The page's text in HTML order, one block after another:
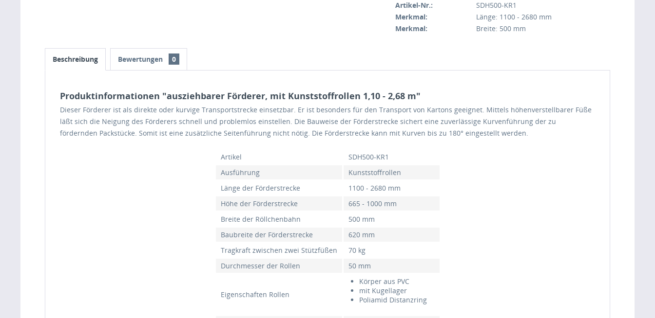
Artikel-Nr.:
SDH500-KR1
Merkmal:
Länge: 1100 - 2680 mm
Merkmal:
Breite: 500 mm
Beschreibung Bewertungen 0
Produktinformationen "ausziehbarer Förderer, mit Kunststoffrollen 1,10 - 2,68 m"
Dieser Förderer ist als direkte oder kurvige Transportstrecke einsetzbar. Er ist besonders für den Transport von Kartons geeignet. Mittels höhenverstellbarer Füße
läßt sich die Neigung des Förderers schnell und problemlos einstellen. Die Bauweise der Förderstrecke sichert eine zuverlässige Kurvenführung der zu
fördernden Packstücke. Somit ist eine zusätzliche Seitenführung nicht nötig. Die Förderstrecke kann mit Kurven bis zu 180° eingestellt werden.
Artikel
SDH500-KR1
Ausführung
Kunststoffrollen
Länge der Förderstrecke
1100 - 2680 mm
Höhe der Förderstrecke
665 - 1000 mm
Breite der Röllchenbahn
500 mm
Baubreite der Förderstrecke
620 mm
Tragkraft zwischen zwei Stützfüßen
70 kg
Durchmesser der Rollen
50 mm
Eigenschaften Rollen
Körper aus PVC
mit Kugellager
Poliamid Distanzring